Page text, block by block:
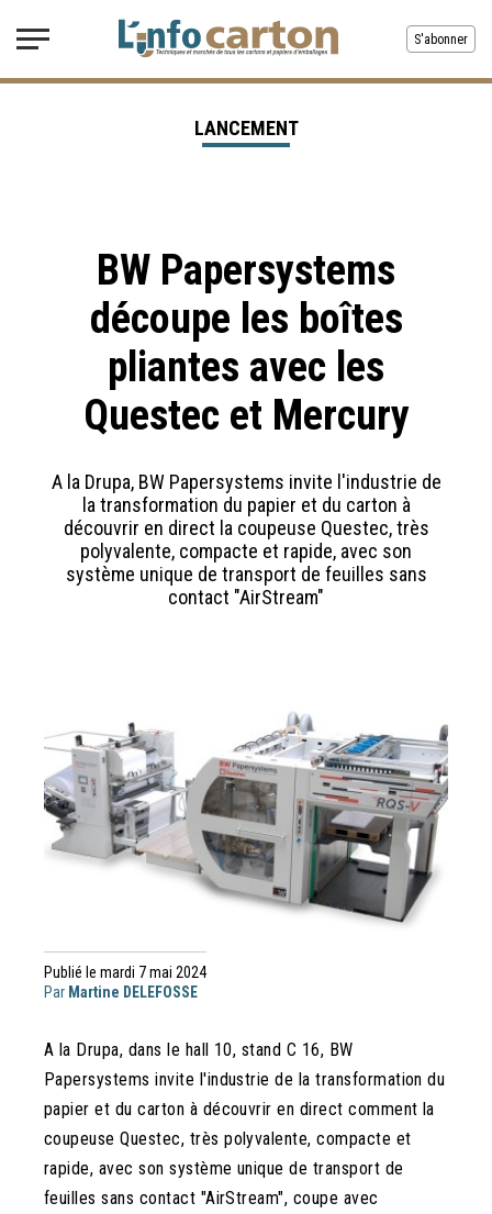
S'abonner
BW Papersystems
découpe les boîtes
pliantes avec les
Questec et Mercury
A la Drupa, BW Papersystems invite l'industrie de
la transformation du papier et du carton à
découvrir en direct la coupeuse Questec, très
polyvalente, compacte et rapide, avec son
système unique de transport de feuilles sans
contact "AirStream"
LANCEMENT
Publié le mardi 7 mai 2024
Par Martine DELEFOSSE
A la Drupa, dans le hall 10, stand C 16, BW
Papersystems invite l'industrie de la transformation du
papier et du carton à découvrir en direct comment la
coupeuse Questec, très polyvalente, compacte et
rapide, avec son système unique de transport de
feuilles sans contact "AirStream", coupe avec